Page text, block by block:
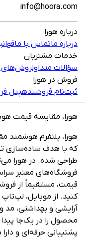
هورا
ماتماس با ماقوانین
مشتریان
متداولروش‌های
در هورا
فروشندهپنل
مقایسه قیمت
پلتفرم هوشمند
با هدف ساده‌سازی تجربه
معتبر سراسر
مستقیماً از
از موبایل، لپ‌تاپ و
و بهداشتی، مد و
را در یک‌جا پیدا
حرفه‌ای و دارا